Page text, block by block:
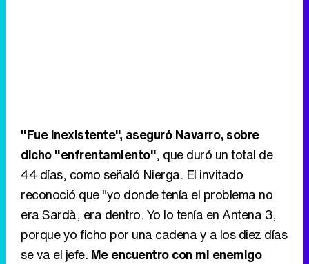
"Fue inexistente", aseguró Navarro, sobre
dicho "enfrentamiento", que duró un total de
44 días, como señaló Nierga. El invitado
reconoció que "yo donde tenía el problema no
era Sardà, era dentro. Yo lo tenía en Antena 3,
porque yo ficho por una cadena y a los diez días
se va el jefe. Me encuentro con mi enemigo